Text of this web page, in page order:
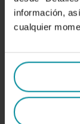
información,
cualquier
Molina